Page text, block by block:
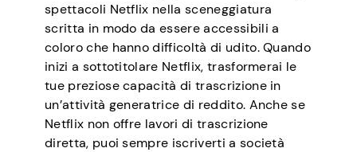
spettacoli Netflix nella sceneggiatura
scritta in modo da essere accessibili a
coloro che hanno difficoltà di udito. Quando
inizi a sottotitolare Netflix, trasformerai le
tue preziose capacità di trascrizione in
un’attività generatrice di reddito. Anche se
Netflix non offre lavori di trascrizione
diretta, puoi sempre iscriverti a società